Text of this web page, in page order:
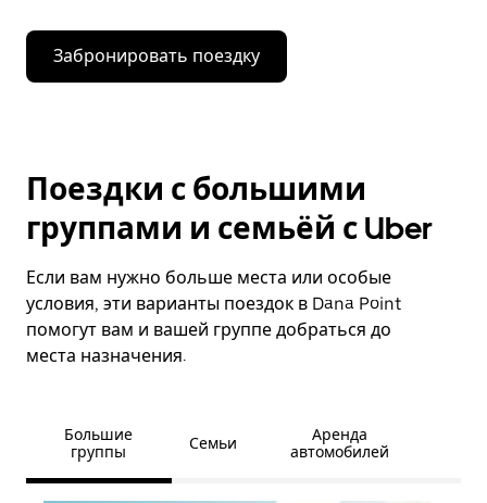
Забронировать поездку
Поездки с большими
группами и семьёй с Uber
Если вам нужно больше места или особые
условия, эти варианты поездок в Dana Point
помогут вам и вашей группе добраться до
места назначения.
Большие
группы
Семьи
Аренда
автомобилей